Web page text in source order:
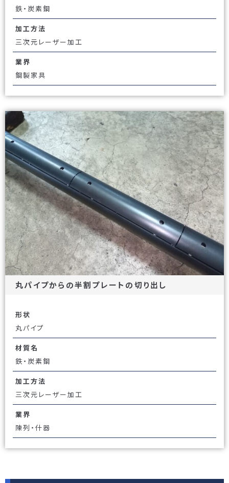
鉄・炭素鋼
加工方法
三次元レーザー加工
業界
鋼製家具
丸パイプからの半割プレートの切り出し
形状
丸パイプ
材質名
鉄・炭素鋼
加工方法
三次元レーザー加工
業界
陳列・什器